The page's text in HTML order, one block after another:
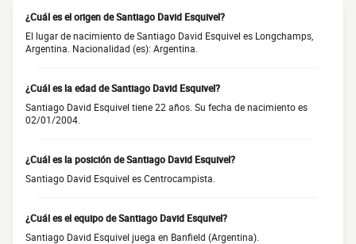
¿Cuál es el origen de Santiago David Esquivel?
El lugar de nacimiento de Santiago David Esquivel es Longchamps,
Argentina. Nacionalidad (es): Argentina.
¿Cuál es la edad de Santiago David Esquivel?
Santiago David Esquivel tiene 22 años. Su fecha de nacimiento es
02/01/2004.
¿Cuál es la posición de Santiago David Esquivel?
Santiago David Esquivel es Centrocampista.
¿Cuál es el equipo de Santiago David Esquivel?
Santiago David Esquivel juega en Banfield (Argentina).